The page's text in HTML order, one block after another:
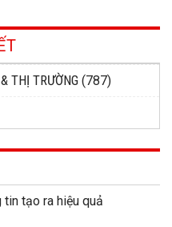
THỊ TRƯỜNG (787)
tin tạo ra hiệu quả